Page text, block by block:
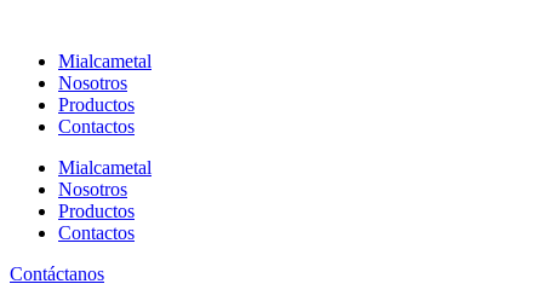
contenidoMialcametal
Nosotros
Productos
Contactos
Mialcametal
Nosotros
Productos
Contactos
Contáctanos